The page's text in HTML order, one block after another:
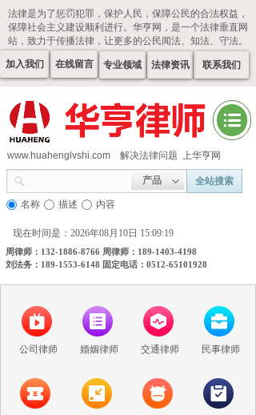
法律是为了惩罚犯罪，保护人民，保障公民的合法权益，
保障社会主义建设顺利进行。华亨网，是一个法律垂直网
站，致力于传播法律，让更多的公民闻法、知法、守法。
在线留言 专业领域 法律资讯 联系我们
加入我们
产品 全站搜索
名称 描述 内容
现在时间是：2026年08月10日 15:09:20
www.huahenglvshi.com 解决法律问题 上华亨网
周律师：132-1886-8766 周律师：189-1403-4198
刘法务：189-1553-6148 固定电话：0512-65101928
公司律师 婚姻律师 交通律师 民事律师